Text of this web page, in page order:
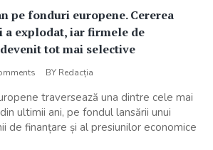
pe fonduri europene. Cererea
explodat, iar firmele de
tot mai selective
BY Redacția
traversează una dintre cele mai
ultimii ani, pe fondul lansării unui
de finanțare și al presiunilor economice